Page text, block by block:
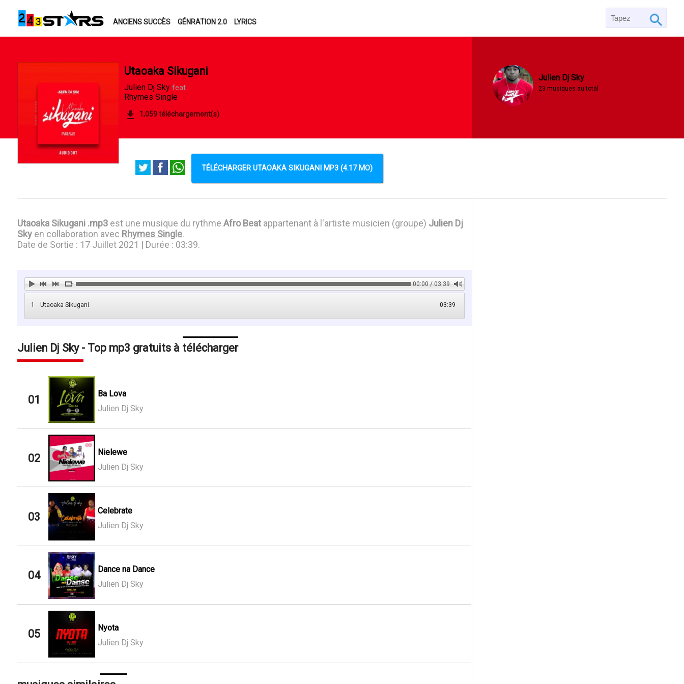
ANCIENS SUCCÈS GÉNRATION 2.0 LYRICS
Utaoaka Sikugani
Julien Dj Sky feat
Rhymes Single
1,059 téléchargement(s)
Julien Dj Sky
23 musiques au total
TÉLÉCHARGER UTAOAKA SIKUGANI MP3 (4.17 MO)
Utaoaka Sikugani .mp3est une musique du rythme Afro Beatappartenant à l'artiste musicien (groupe) Julien Dj
Skyen collaboration avec Rhymes Single.
Date de Sortie : 17 Juillet 2021 | Durée : 03:39.
00:00 / 03:39
1 03:39
Utaoaka Sikugani
Julien Dj Sky - Top mp3 gratuits à télécharger
01
Ba Lova
Julien Dj Sky
02
Nielewe
Julien Dj Sky
03
Celebrate
Julien Dj Sky
04
Dance na Dance
Julien Dj Sky
05
Nyota
Julien Dj Sky